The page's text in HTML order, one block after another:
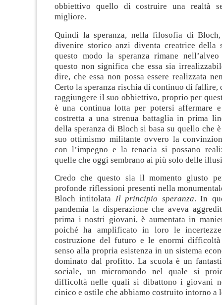
obbiettivo quello di costruire una realtà
migliore.
Quindi la speranza, nella filosofia di
divenire storico anzi diventa creatrice della
questo modo la speranza rimane
questo non significa che essa sia
dire, che essa non possa essere realizzata
Certo la speranza rischia di continuo di fallire,
raggiungere il suo obbiettivo, proprio per
è una continua lotta per potersi affermare
costretta a una strenua battaglia in prima
della speranza di Bloch si basa su quello che
suo ottimismo militante ovvero la
con l’impegno e la tenacia si possano
quelle che oggi sembrano ai più solo delle
Credo che questo sia il momento giusto
profonde riflessioni presenti nella
Bloch intitolata Il principio speranza. In
pandemia la disperazione che aveva
prima i nostri giovani, è aumentata in
poiché ha amplificato in loro le
costruzione del futuro e le enormi
senso alla propria esistenza in un sistema
dominato dal profitto. La scuola è un
sociale, un micromondo nel quale si
difficoltà nelle quali si dibattono i giovani
cinico e ostile che abbiamo costruito intorno a